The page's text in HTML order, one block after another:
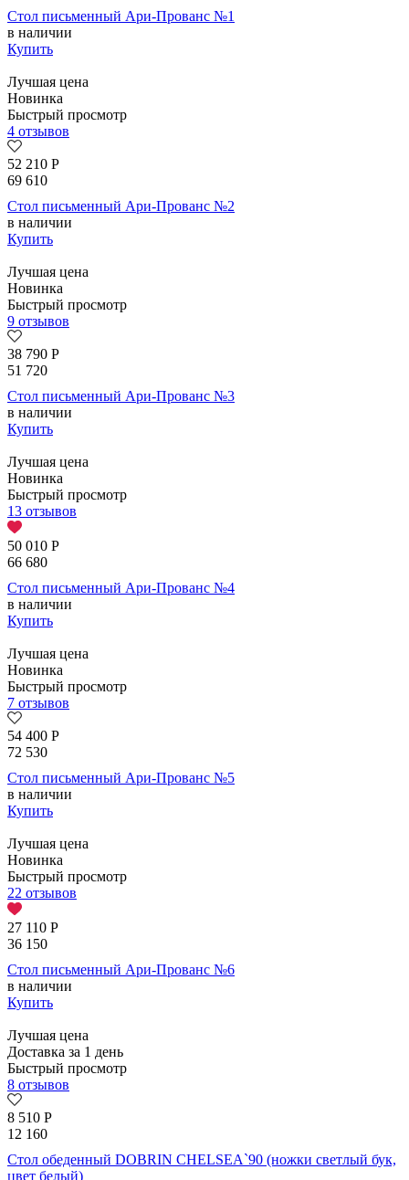
Стол письменный Ари-Прованс №1
в наличии
Купить
Лучшая цена
Новинка
Быстрый просмотр
4 отзывов
52 210 Р
69 610
Стол письменный Ари-Прованс №2
в наличии
Купить
Лучшая цена
Новинка
Быстрый просмотр
9 отзывов
38 790 Р
51 720
Стол письменный Ари-Прованс №3
в наличии
Купить
Лучшая цена
Новинка
Быстрый просмотр
13 отзывов
50 010 Р
66 680
Стол письменный Ари-Прованс №4
в наличии
Купить
Лучшая цена
Новинка
Быстрый просмотр
7 отзывов
54 400 Р
72 530
Стол письменный Ари-Прованс №5
в наличии
Купить
Лучшая цена
Новинка
Быстрый просмотр
22 отзывов
27 110 Р
36 150
Стол письменный Ари-Прованс №6
в наличии
Купить
Лучшая цена
Доставка за 1 день
Быстрый просмотр
8 отзывов
8 510 Р
12 160
Стол обеденный DOBRIN CHELSEA`90 (ножки светлый бук,
цвет белый)